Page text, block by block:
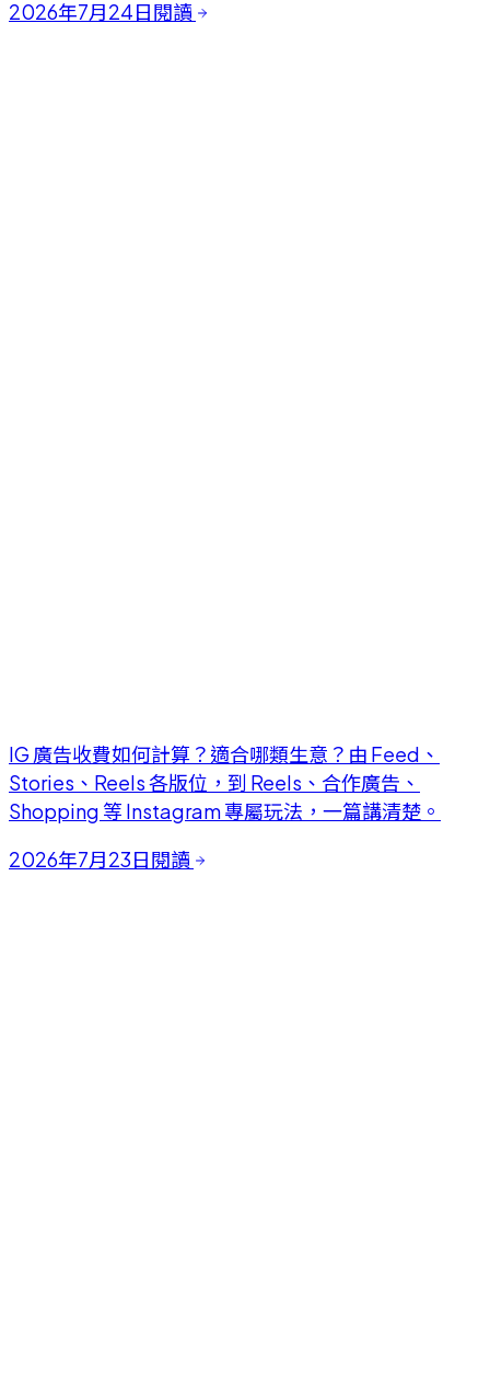
2026年7月24日閱讀
IG 廣告收費如何計算？適合哪類生意？由 Feed、
Stories、Reels 各版位，到 Reels、合作廣告、
Shopping 等 Instagram 專屬玩法，一篇講清楚。
2026年7月23日閱讀